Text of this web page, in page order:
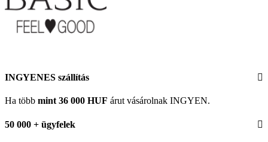
INGYENES szállítás
Ha több mint 36 000 HUF árut vásárolnak INGYEN.
50 000 + ügyfelek